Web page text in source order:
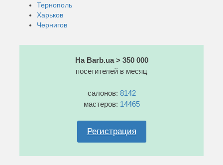
Тернополь
Харьков
Чернигов
На Barb.ua > 350 000
посетителей в месяц
салонов: 8142
мастеров: 14465
Регистрация